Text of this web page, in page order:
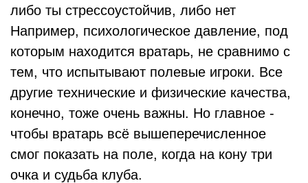
либо ты стрессоустойчив, либо нет
Например, психологическое давление, под
которым находится вратарь, не сравнимо с
тем, что испытывают полевые игроки. Все
другие технические и физические качества,
конечно, тоже очень важны. Но главное -
чтобы вратарь всё вышеперечисленное
смог показать на поле, когда на кону три
очка и судьба клуба.